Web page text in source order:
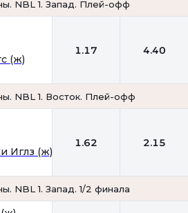
NBL 1. Запад. Плей-офф
(ж)
1.17 4.40
NBL 1. Восток. Плей-офф
Иглз (ж)
1.62 2.15
NBL 1. Запад. 1/2 финала